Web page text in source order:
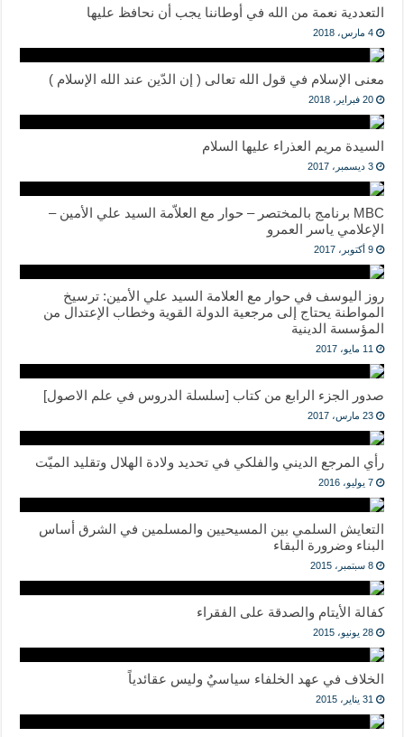
التعددية نعمة من الله في أوطاننا يجب أن نحافظ عليها
4 مارس، 2018
معنى الإسلام في قول الله تعالى ( إن الدّين عند الله الإسلام )
20 فبراير، 2018
السيدة مريم العذراء عليها السلام
3 ديسمبر، 2017
MBC برنامج بالمختصر – حوار مع العلاّمة السيد علي الأمين –
الإعلامي ياسر العمرو
9 أكتوبر، 2017
روز اليوسف في حوار مع العلامة السيد علي الأمين: ترسيخ
المواطنة يحتاج إلى مرجعية الدولة القوية وخطاب الإعتدال من
المؤسسة الدينية
11 مايو، 2017
صدور الجزء الرابع من كتاب [سلسلة الدروس في علم الاصول]
23 مارس، 2017
رأي المرجع الديني والفلكي في تحديد ولادة الهلال وتقليد الميّت
7 يوليو، 2016
التعايش السلمي بين المسيحيين والمسلمين في الشرق أساس
البناء وضرورة البقاء
8 سبتمبر، 2015
كفالة الأيتام والصدقة على الفقراء
28 يونيو، 2015
الخلاف في عهد الخلفاء سياسيٌ وليس عقائدياً
31 يناير، 2015